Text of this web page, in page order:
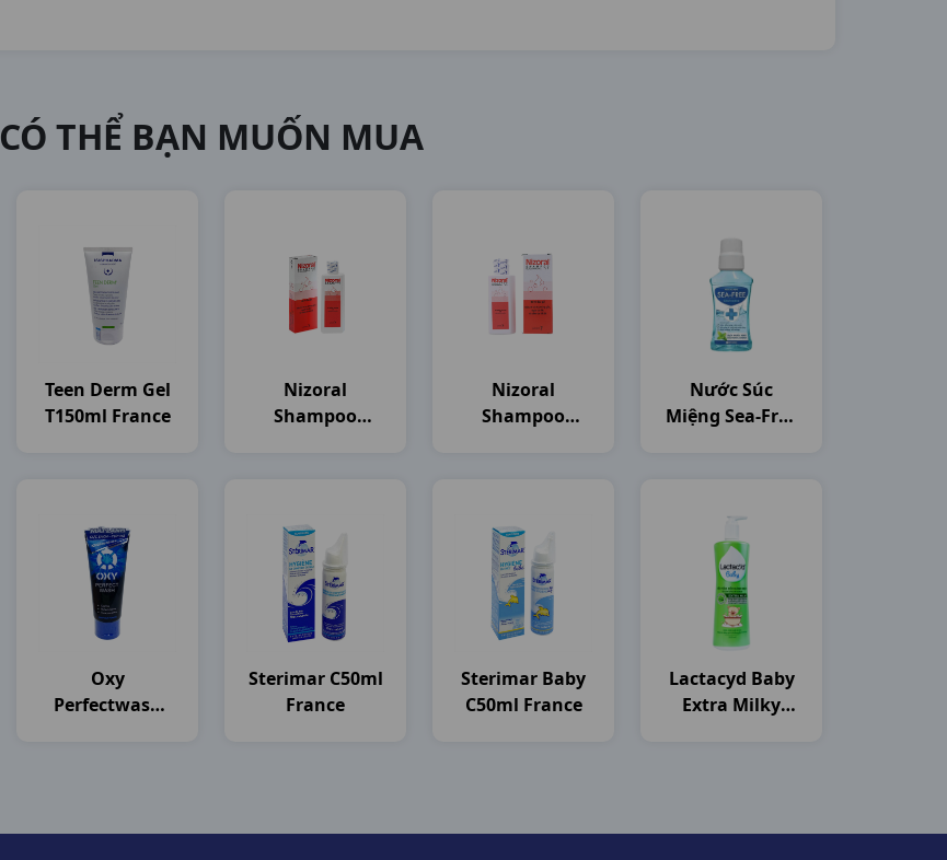
CÓ THỂ BẠN MUỐN MUA
Teen Derm Gel
T150ml France
Nizoral
Shampoo
Nizoral
Shampoo
Nước Súc
Miệng Sea-Free
Oxy
Perfectwash
Sterimar C50ml
France
Sterimar Baby
C50ml France
Lactacyd Baby
Extra Milky